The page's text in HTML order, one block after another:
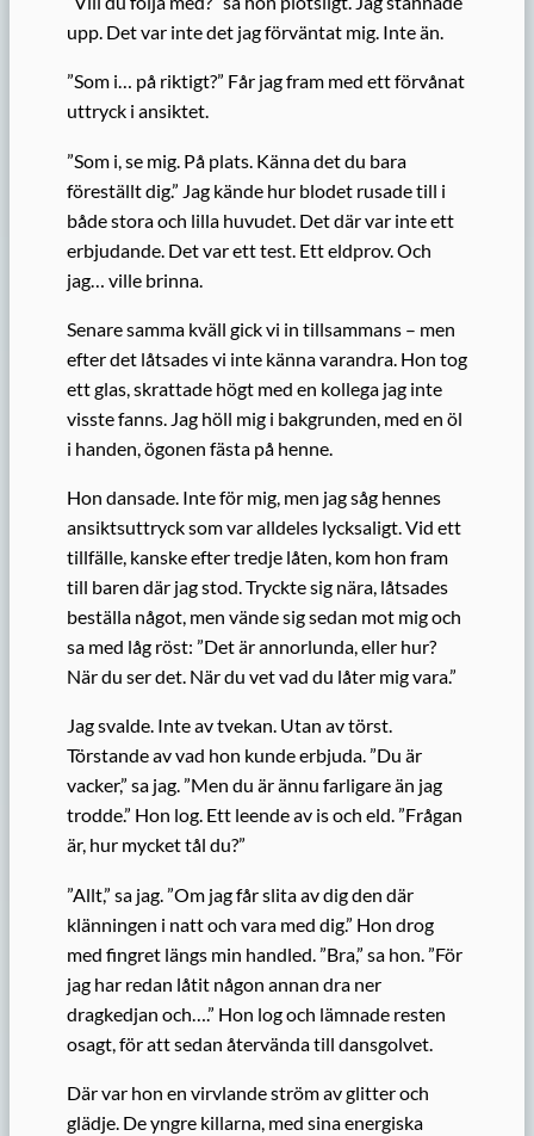
upp. Det var inte det jag förväntat mig. Inte än.
”Som i… på riktigt?” Får jag fram med ett förvånat
uttryck i ansiktet.
”Som i, se mig. På plats. Känna det du bara
föreställt dig.” Jag kände hur blodet rusade till i
både stora och lilla huvudet. Det där var inte ett
erbjudande. Det var ett test. Ett eldprov. Och
jag… ville brinna.
Senare samma kväll gick vi in tillsammans – men
efter det låtsades vi inte känna varandra. Hon tog
ett glas, skrattade högt med en kollega jag inte
visste fanns. Jag höll mig i bakgrunden, med en öl
i handen, ögonen fästa på henne.
Hon dansade. Inte för mig, men jag såg hennes
ansiktsuttryck som var alldeles lycksaligt. Vid ett
tillfälle, kanske efter tredje låten, kom hon fram
till baren där jag stod. Tryckte sig nära, låtsades
beställa något, men vände sig sedan mot mig och
sa med låg röst: ”Det är annorlunda, eller hur?
När du ser det. När du vet vad du låter mig vara.”
Jag svalde. Inte av tvekan. Utan av törst.
Törstande av vad hon kunde erbjuda. ”Du är
vacker,” sa jag. ”Men du är ännu farligare än jag
trodde.” Hon log. Ett leende av is och eld. ”Frågan
är, hur mycket tål du?”
”Allt,” sa jag. ”Om jag får slita av dig den där
klänningen i natt och vara med dig.” Hon drog
med fingret längs min handled. ”Bra,” sa hon. ”För
jag har redan låtit någon annan dra ner
dragkedjan och….” Hon log och lämnade resten
osagt, för att sedan återvända till dansgolvet.
Där var hon en virvlande ström av glitter och
glädje. De yngre killarna, med sina energiska